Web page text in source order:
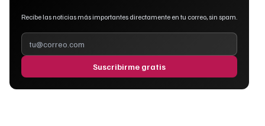
Recibe las noticias más importantes directamente en tu correo, sin spam.
Suscribirme gratis